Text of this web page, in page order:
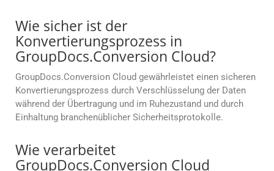
Wie sicher ist der
Konvertierungsprozess in
GroupDocs.Conversion Cloud?
GroupDocs.Conversion Cloud gewährleistet einen sicheren
Konvertierungsprozess durch Verschlüsselung der Daten
während der Übertragung und im Ruhezustand und durch
Einhaltung branchenüblicher Sicherheitsprotokolle.
Wie verarbeitet
GroupDocs.Conversion Cloud